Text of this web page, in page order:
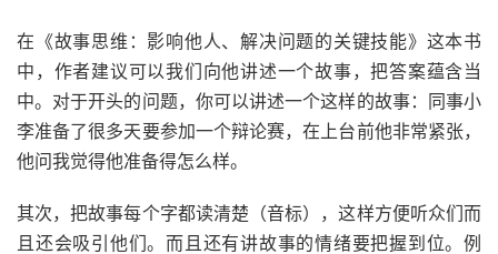
在《故事思维：影响他人、解决问题的关键技能》这本书
中，作者建议可以我们向他讲述一个故事，把答案蕴含当
中。对于开头的问题，你可以讲述一个这样的故事：同事小
李准备了很多天要参加一个辩论赛，在上台前他非常紧张，
他问我觉得他准备得怎么样。
其次，把故事每个字都读清楚（音标），这样方便听众们而
且还会吸引他们。而且还有讲故事的情绪要把握到位。例